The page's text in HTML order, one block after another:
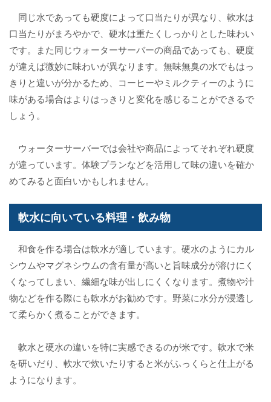
同じ水であっても硬度によって口当たりが異なり、軟水は
口当たりがまろやかで、硬水は重たくしっかりとした味わい
です。また同じウォーターサーバーの商品であっても、硬度
が違えば微妙に味わいが異なります。無味無臭の水でもはっ
きりと違いが分かるため、コーヒーやミルクティーのように
味がある場合はよりはっきりと変化を感じることができるで
しょう。
ウォーターサーバーでは会社や商品によってそれぞれ硬度
が違っています。体験プランなどを活用して味の違いを確か
めてみると面白いかもしれません。
軟水に向いている料理・飲み物
和食を作る場合は軟水が適しています。硬水のようにカル
シウムやマグネシウムの含有量が高いと旨味成分が溶けにく
くなってしまい、繊細な味が出しにくくなります。煮物や汁
物などを作る際にも軟水がお勧めです。野菜に水分が浸透し
て柔らかく煮ることができます。
軟水と硬水の違いを特に実感できるのが米です。軟水で米
を研いだり、軟水で炊いたりすると米がふっくらと仕上がる
ようになります。